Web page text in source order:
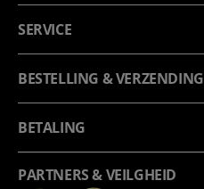
SERVICE
BESTELLING & VERZENDING
BETALING
PARTNERS & VEILGHEID